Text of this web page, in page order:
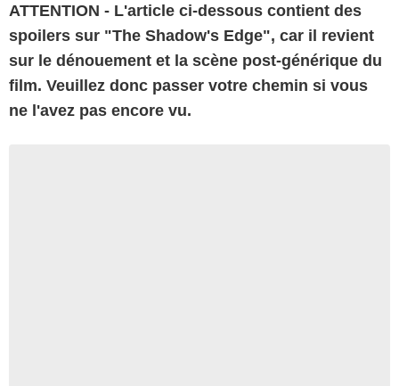
ATTENTION - L'article ci-dessous contient des
spoilers sur "The Shadow's Edge", car il revient
sur le dénouement et la scène post-générique du
film. Veuillez donc passer votre chemin si vous
ne l'avez pas encore vu.